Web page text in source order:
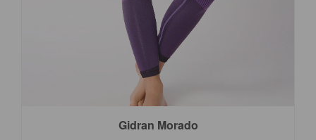
Gidran Morado